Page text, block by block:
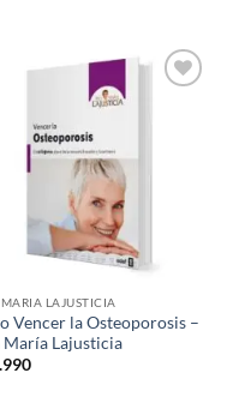
LAJUSTICIA
Vencer la Osteoporosis –
María Lajusticia